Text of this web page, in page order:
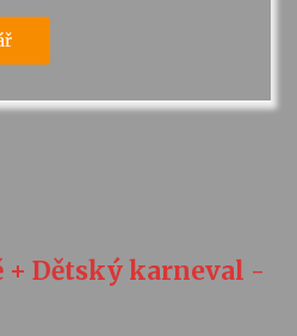
+ Dětský karneval -